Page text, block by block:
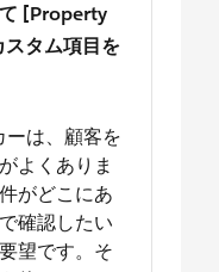
[Property
タム項目を
は、顧客を
よくありま
がどこにあ
確認したい
望です。そ